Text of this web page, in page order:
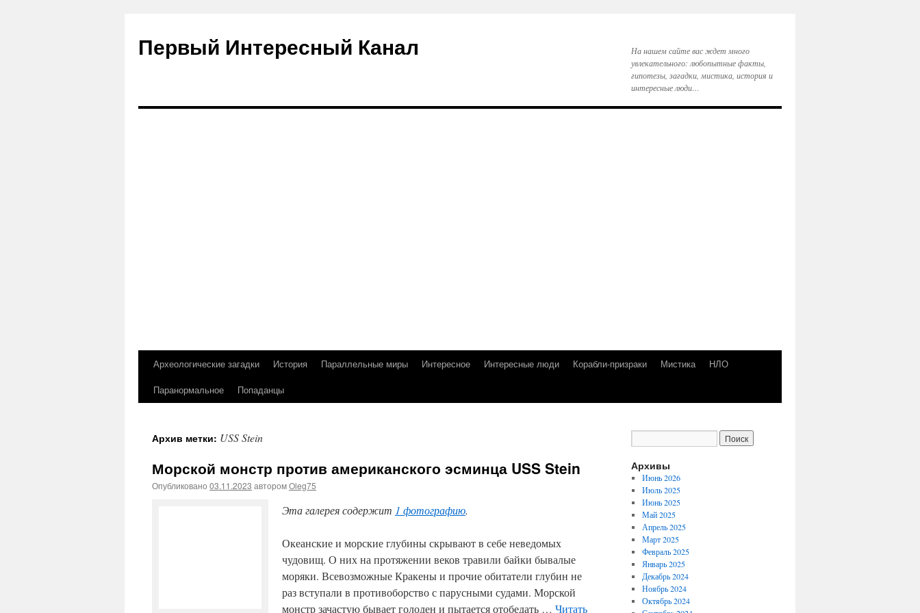
Первый Интересный Канал
На нашем сайте вас ждет много
увлекательного: любопытные факты,
гипотезы, загадки, мистика, история и
интересные люди…
Перейти
Археологические загадки История Параллельные миры Интересное Интересные люди Корабли-призраки Мистика
НЛО
Паранормальное
Попаданцы
Архив метки: USS Stein
Морской монстр против американского эсминца USS Stein
Опубликовано 03.11.2023 авторомOleg75
Эта галерея содержит 1 фотографию.
Океанские и морские глубины скрывают в себе неведомых
чудовищ. О них на протяжении веков травили байки бывалые
моряки. Всевозможные Кракены и прочие обитатели глубин не
раз вступали в противоборство с парусными судами. Морской
монстр зачастую бывает голоден и пытается отобедать … Читать
Архивы
Июнь 2026
Июль 2025
Июнь 2025
Май 2025
Апрель 2025
Март 2025
Февраль 2025
Январь 2025
Декабрь 2024
Ноябрь 2024
Октябрь 2024